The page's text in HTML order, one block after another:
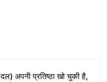
दल) अपनी प्रतिष्ठा खो चुकी है,